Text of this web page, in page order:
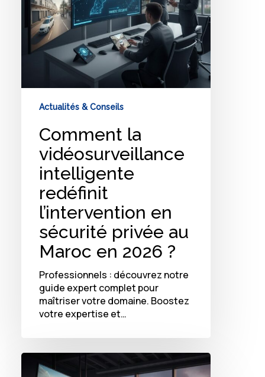
privée
au
Maroc
Actualités & Conseils
Comment la
vidéosurveillance
intelligente
redéfinit
l’intervention en
sécurité privée au
Maroc en 2026 ?
Professionnels : découvrez notre
guide expert complet pour
maîtriser votre domaine. Boostez
votre expertise et…
Comment